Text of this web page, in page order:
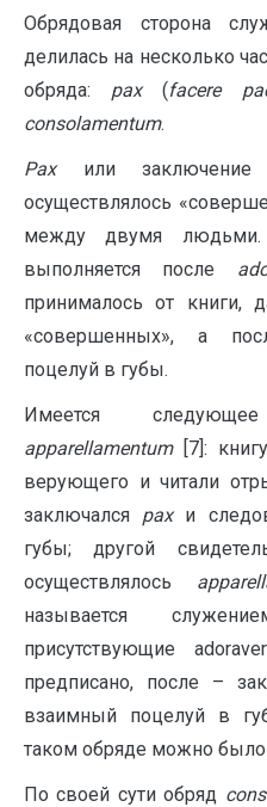
Обрядовая сторона
делилась на несколько
обряда: pax(facere
consolamentum.
Paxили заключение
осуществлялось
между двумя
выполняется после
принималось от книги,
«совершенных», а
поцелуй в губы.
Имеется
apparellamentum[7]:
верующего и читали
заключался paxи
губы; другой
осуществлялось
называется
присутствующие
предписано, после –
взаимный поцелуй в
таком обряде можно было
По своей сути обряд